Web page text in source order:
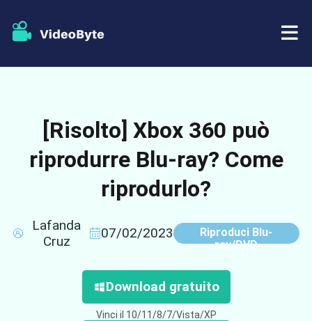
Ripper BD-DVD
Ripper di DVD
Creatore di DVD
Copia DVD
Copia Blu-ray
Negozio
Risorse
[Risolto] Xbox 360 può
riprodurre Blu-ray? Come
riprodurlo?
Lafanda
Cruz
07/02/2023
Riproduci Blu-
ray/DVD
Download gratuito
Vinci il 10/11/8/7/Vista/XP